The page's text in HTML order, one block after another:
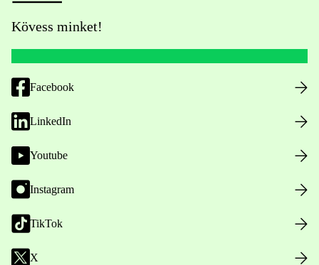
Kövess minket!
Facebook
LinkedIn
Youtube
Instagram
TikTok
X